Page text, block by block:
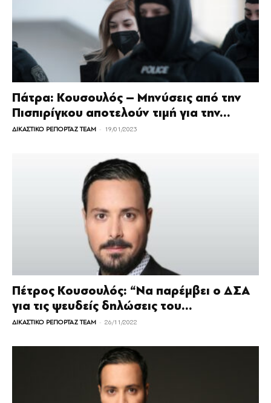
Πάτρα: Κουσουλός – Μηνύσεις από την
Πισπιρίγκου αποτελούν τιμή για την...
ΔΙΚΑΣΤΙΚΟ ΡΕΠΟΡΤΑΖ TEAM - 19/01/2023
Πέτρος Κουσουλός: “Να παρέμβει ο ΔΣΑ
για τις ψευδείς δηλώσεις του...
ΔΙΚΑΣΤΙΚΟ ΡΕΠΟΡΤΑΖ TEAM - 26/11/2022